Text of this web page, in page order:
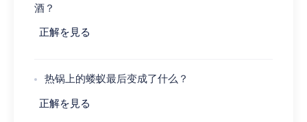
酒？
正解を見る
热锅上的蝼蚁最后变成了什么？
正解を見る